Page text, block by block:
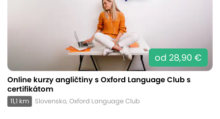
od 28,90 €
Online kurzy angličtiny s Oxford Language Club s
certifikátom
11,1 km Slovensko, Oxford Language Club